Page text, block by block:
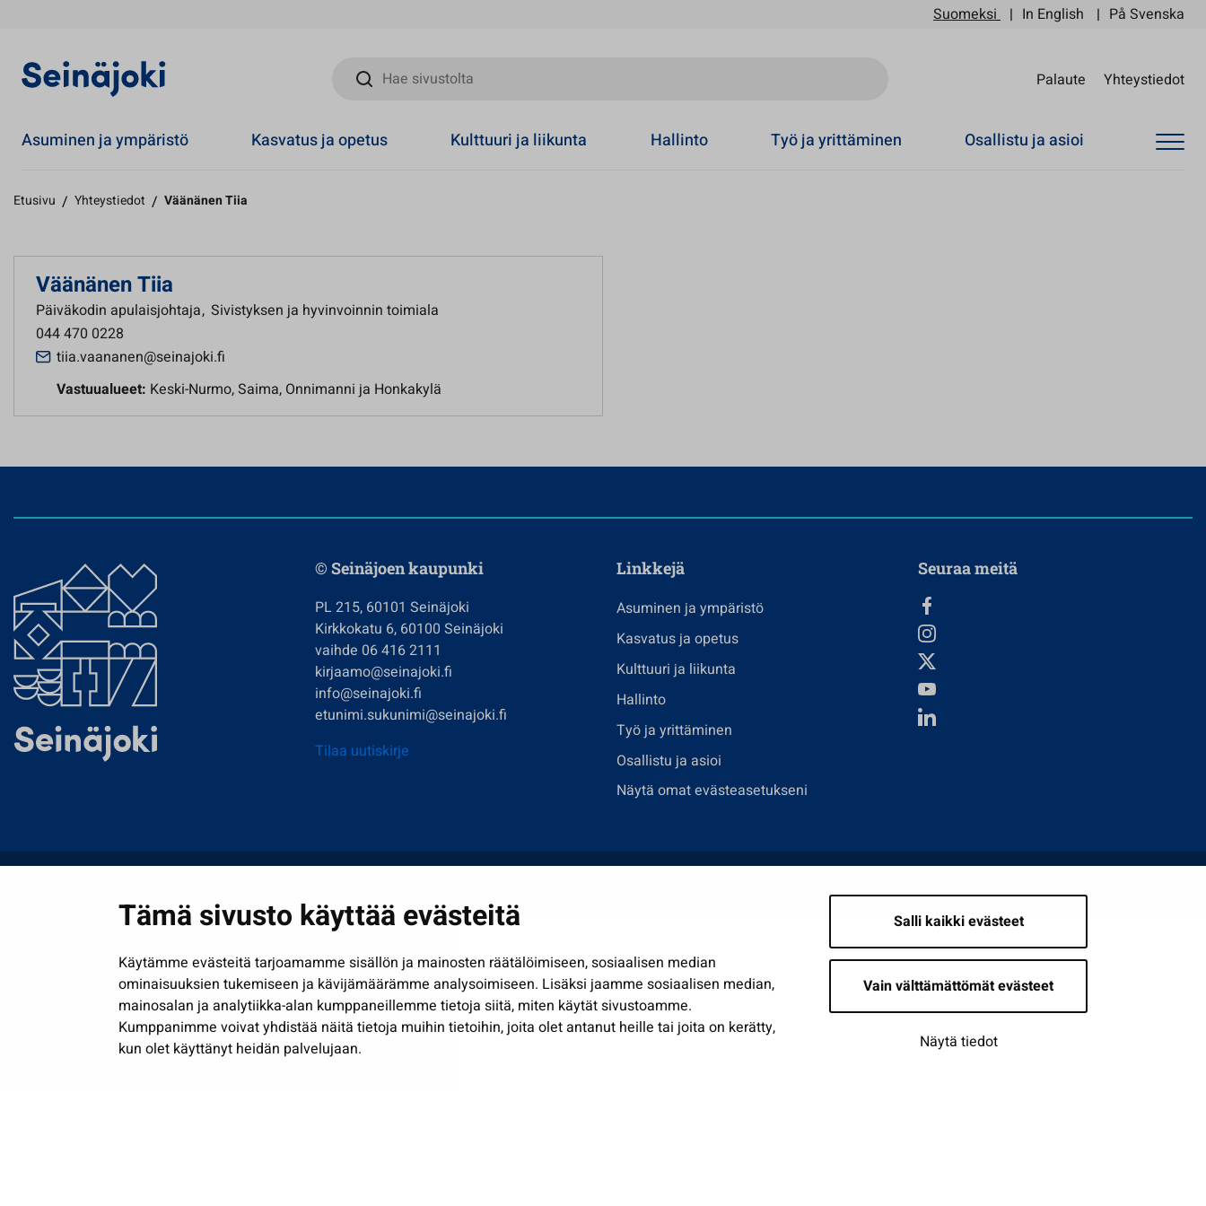
Tämä sivusto käyttää evästeitä
Käytämme evästeitä tarjoamamme sisällön ja mainosten räätälöimiseen, sosiaalisen median
ominaisuuksien tukemiseen ja kävijämäärämme analysoimiseen. Lisäksi jaamme sosiaalisen median,
mainosalan ja analytiikka-alan kumppaneillemme tietoja siitä, miten käytät sivustoamme.
Kumppanimme voivat yhdistää näitä tietoja muihin tietoihin, joita olet antanut heille tai joita on kerätty,
kun olet käyttänyt heidän palvelujaan.
Salli kaikki evästeet
Vain välttämättömät evästeet
Näytä tiedot
Suomeksi In English På Svenska
Hae sivustolta
Palaute Yhteystiedot
Asuminen ja ympäristö Kasvatus ja opetus Kulttuuri ja liikunta Hallinto Työ ja yrittäminen Osallistu ja asioi
Etusivu / Yhteystiedot / Väänänen Tiia
Väänänen Tiia
Päiväkodin apulaisjohtaja, Sivistyksen ja hyvinvoinnin toimiala
044 470 0228
tiia.vaananen@seinajoki.fi
Vastuualueet: Keski-Nurmo, Saima, Onnimanni ja Honkakylä
© Seinäjoen kaupunki
PL 215, 60101 Seinäjoki
Kirkkokatu 6, 60100 Seinäjoki
vaihde 06 416 2111
kirjaamo@seinajoki.fi
info@seinajoki.fi
etunimi.sukunimi@seinajoki.fi
Tilaa uutiskirje
Linkkejä
Asuminen ja ympäristö
Kasvatus ja opetus
Kulttuuri ja liikunta
Hallinto
Työ ja yrittäminen
Osallistu ja asioi
Näytä omat evästeasetukseni
Seuraa meitä